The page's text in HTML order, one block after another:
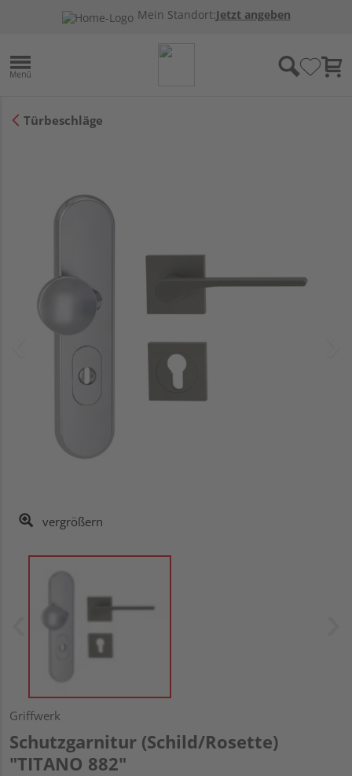
Mein Standort:Jetzt angeben
Türbeschläge
vergrößern
Griffwerk
Schutzgarnitur (Schild/Rosette)
"TITANO 882"